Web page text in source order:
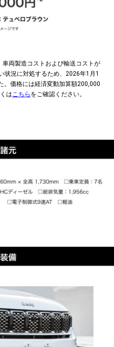
両製造コストおよび輸送コストが
状況に対処するため、2026年1月1
価格には経済変動加算額200,000
は こちら をご確認ください。​